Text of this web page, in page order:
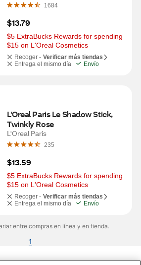
1684
$13.79
$5 ExtraBucks Rewards for spending
$15 on L'Oreal Cosmetics
Recoger - Verificar más tiendas
Entrega el mismo día
Envío
L'Oreal Paris Le Shadow Stick,
Twinkly Rose
L'Oreal Paris
235
$13.59
$5 ExtraBucks Rewards for spending
$15 on L'Oreal Cosmetics
Recoger - Verificar más tiendas
Entrega el mismo día
Envío
entre compras en línea y en tienda.
1